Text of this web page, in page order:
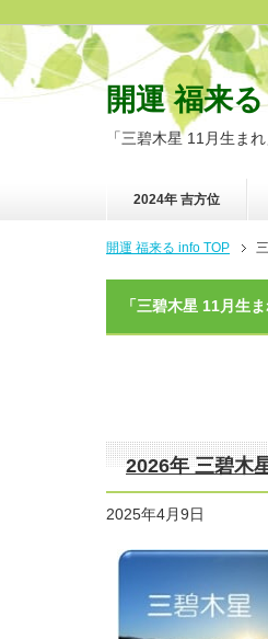
開運 福来
「三碧木星 11月生ま
2024年 吉方位
開運 福来る info TOP
「三碧木星 11月生
2026年 三碧木
2025年4月9日